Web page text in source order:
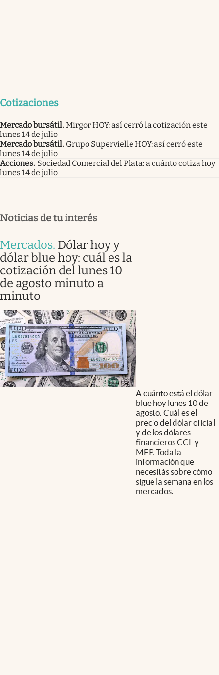
Cotizaciones
Mercado bursátil. Mirgor HOY: así cerró la cotización este
lunes 14 de julio
Mercado bursátil. Grupo Supervielle HOY: así cerró este
lunes 14 de julio
Acciones. Sociedad Comercial del Plata: a cuánto cotiza hoy
lunes 14 de julio
Noticias de tu interés
Mercados. Dólar hoy y
dólar blue hoy: cuál es la
cotización del lunes 10
de agosto minuto a
minuto
A cuánto está el dólar
blue hoy lunes 10 de
agosto. Cuál es el
precio del dólar oficial
y de los dólares
financieros CCL y
MEP. Toda la
información que
necesitás sobre cómo
sigue la semana en los
mercados.